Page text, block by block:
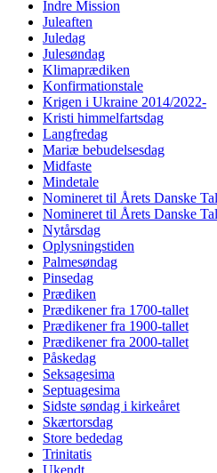
Indre Mission
Juleaften
Juledag
Julesøndag
Klimaprædiken
Konfirmationstale
Krigen i Ukraine 2014/2022-
Kristi himmelfartsdag
Langfredag
Mariæ bebudelsesdag
Midfaste
Mindetale
Nomineret til Årets Danske
Nomineret til Årets Danske
Nytårsdag
Oplysningstiden
Palmesøndag
Pinsedag
Prædiken
Prædikener fra 1700-tallet
Prædikener fra 1900-tallet
Prædikener fra 2000-tallet
Påskedag
Seksagesima
Septuagesima
Sidste søndag i kirkeåret
Skærtorsdag
Store bededag
Trinitatis
Ukendt